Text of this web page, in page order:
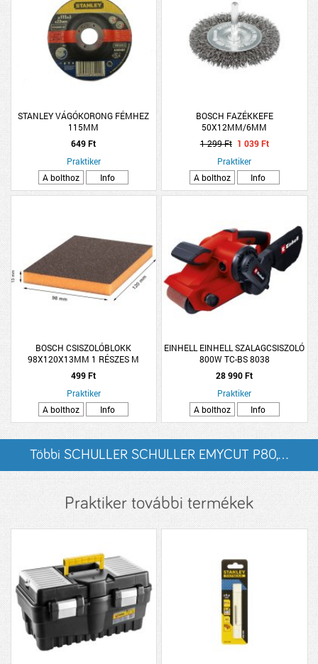
STANLEY VÁGÓKORONG FÉMHEZ
115MM
649 Ft
Praktiker
A bolthoz
Info
BOSCH FAZÉKKEFE
50X12MM/6MM
1 299 Ft 1 039 Ft
Praktiker
A bolthoz
Info
BOSCH CSISZOLÓBLOKK
98X120X13MM 1 RÉSZES M
STANDARD BOSCH EXPERT S473
499 Ft
Praktiker
A bolthoz
Info
EINHELL EINHELL SZALAGCSISZOLÓ
800W TC-BS 8038
28 990 Ft
Praktiker
A bolthoz
Info
Többi SCHULLER SCHULLER EMYCUT P80,...
Praktiker további termékek